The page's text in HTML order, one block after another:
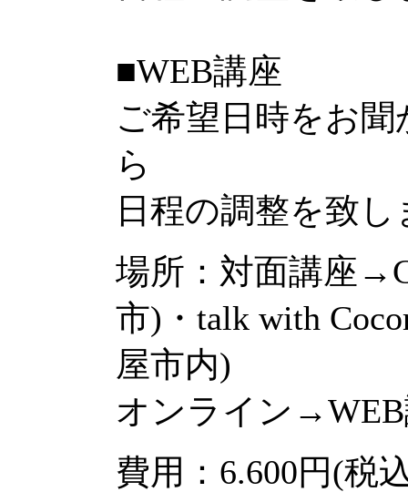
■WEB講座
ご希望日時をお
ら
日程の調整を致し
場所：対面講座
市)・talk with
屋市内)
オンライン
費用：6.600円(税